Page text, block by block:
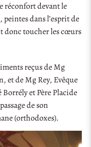
réconfort devant le
dans l’esprit de
donc toucher les cœurs
reçus de Mg
et de Mg Rey, Evêque
et Père Placide
de son
(orthodoxes).